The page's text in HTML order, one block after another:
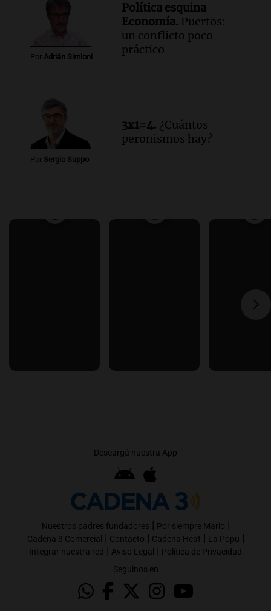
Por Adrián Simioni
Política esquina
Economía. Puertos:
un conflicto poco
práctico
Por Sergio Suppo
3x1=4. ¿Cuántos
peronismos hay?
Descargá nuestra App
Nuestros padres fundadores | Por siempre Mario |
Cadena 3 Comercial | Contacto | Cadena Heat | La Popu |
Integrar nuestra red | Aviso Legal | Política de Privacidad
Seguinos en